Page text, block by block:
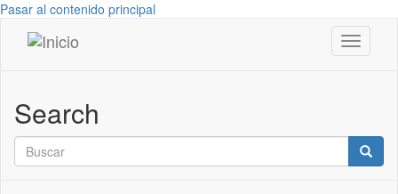
Pasar al contenido principal
de
Resistentes
a
Toggle
Search
Buscar Buscar